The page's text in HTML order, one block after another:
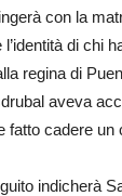
con la
di chi
regina di
aveva
fatto cadere un
indicherà